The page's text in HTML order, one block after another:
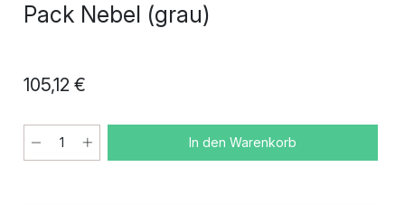
Pack Nebel (grau)
105,12 €
In den Warenkorb